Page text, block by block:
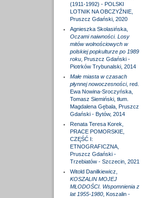
(1911-1992) - POLSKI
LOTNIK NA OBCZYŹNIE,
Pruszcz Gdański, 2020
Agnieszka Skolasińska,
Oczami naiwności. Losy
mitów wolnościowych w
polskiej popkulturze po 1989
roku, Pruszcz Gdański -
Piotrków Trybunalski, 2014
Małe miasta w czasach
płynnej nowoczesności, red.
Ewa Nowina-Sroczyńska,
Tomasz Siemiński, tłum.
Magdalena Gębala, Pruszcz
Gdański - Bytów, 2014
Renata Teresa Korek,
PRACE POMORSKIE,
CZĘŚĆ I:
ETNOGRAFICZNA,
Pruszcz Gdański -
Trzebiatów - Szczecin, 2021
Witold Danilkiewicz,
KOSZALIN MOJEJ
MŁODOŚCI. Wspomnienia z
lat 1955-1980, Koszalin -